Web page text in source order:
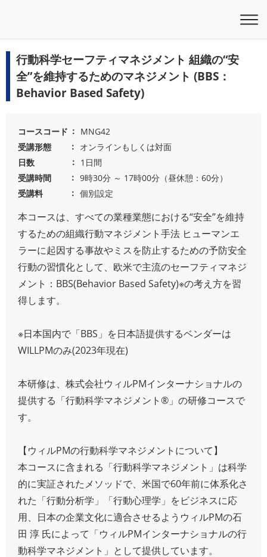
行動科学セーフティマネジメント 組織の“安
全”を維持するためのマネジメント (BBS：
Behavior Based Safety)
コースコード
MNG42
受講形態
オンラインもしくは対面
日数
1日間
受講時間
9時30分 ～ 17時00分（昼休憩：60分）
受講料
個別設定
本コースは、すべての業種業態における“安全”を維持
するための組織行動マネジメント手法 ヒューマンエ
ラーに起因する事故やミスを防止するための予防安全
行動の習慣化として、欧米で主流のセーフティマネジ
メント：BBS(Behavior Based Safety)※の考え方を習
得します。
※日本国内で「BBS」を日本語提供するベンダーは
WILLPMのみ(2023年現在)
本研修は、株式会社ウィルPMインターナショナルの
提供する「行動科学マネジメント®」の研修コースで
す。
【ウィルPMの行動科学マネジメントについて】
本コースに含まれる「行動科学マネジメント」は科学
的に実証されたメソッドで、米国で60年前に体系化さ
れた「行動分析学」「行動心理学」をビジネスに応
用、日本の企業文化に適合させるようウィルPMの石
田 淳 氏によって「ウィルPMインターナショナルの行
動科学マネジメント」として提供しています。